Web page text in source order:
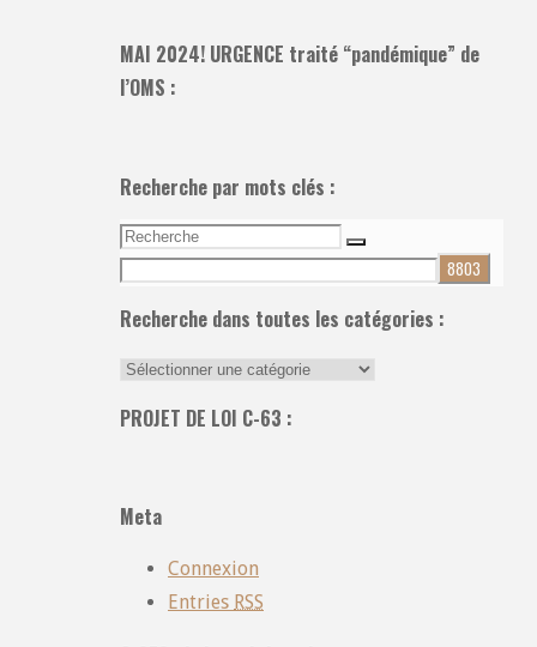
MAI 2024! URGENCE traité “pandémique” de
l’OMS :
Recherche par mots clés :
Recherche
pour:
Recherche
Recherche dans toutes les catégories :
Recherche
toutes
PROJET DE LOI C-63 :
Meta
Connexion
Entries RSS